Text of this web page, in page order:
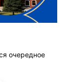
очередное